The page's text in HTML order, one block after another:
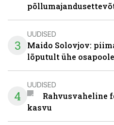
3
UUDISED
Maido Solovjov:
lõputult ühe
4
UUDISED
Rahvusvaheline
kasvu